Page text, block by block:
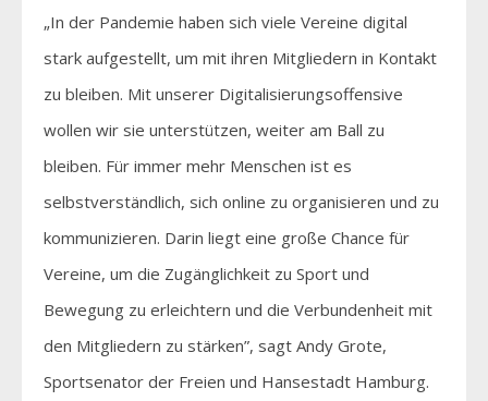
„In der Pandemie haben sich viele Vereine digital
stark aufgestellt, um mit ihren Mitgliedern in Kontakt
zu bleiben. Mit unserer Digitalisierungsoffensive
wollen wir sie unterstützen, weiter am Ball zu
bleiben. Für immer mehr Menschen ist es
selbstverständlich, sich online zu organisieren und zu
kommunizieren. Darin liegt eine große Chance für
Vereine, um die Zugänglichkeit zu Sport und
Bewegung zu erleichtern und die Verbundenheit mit
den Mitgliedern zu stärken”, sagt Andy Grote,
Sportsenator der Freien und Hansestadt Hamburg.